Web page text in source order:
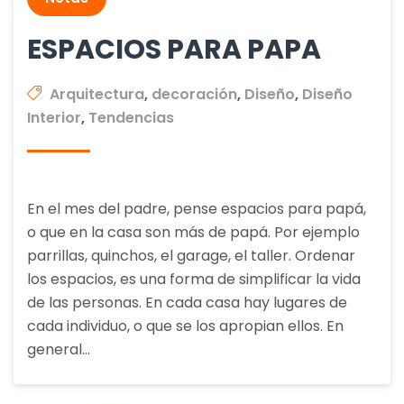
ESPACIOS PARA PAPA
Arquitectura, decoración, Diseño, Diseño
Interior, Tendencias
En el mes del padre, pense espacios para papá,
o que en la casa son más de papá. Por ejemplo
parrillas, quinchos, el garage, el taller. Ordenar
los espacios, es una forma de simplificar la vida
de las personas. En cada casa hay lugares de
cada individuo, o que se los apropian ellos. En
general…